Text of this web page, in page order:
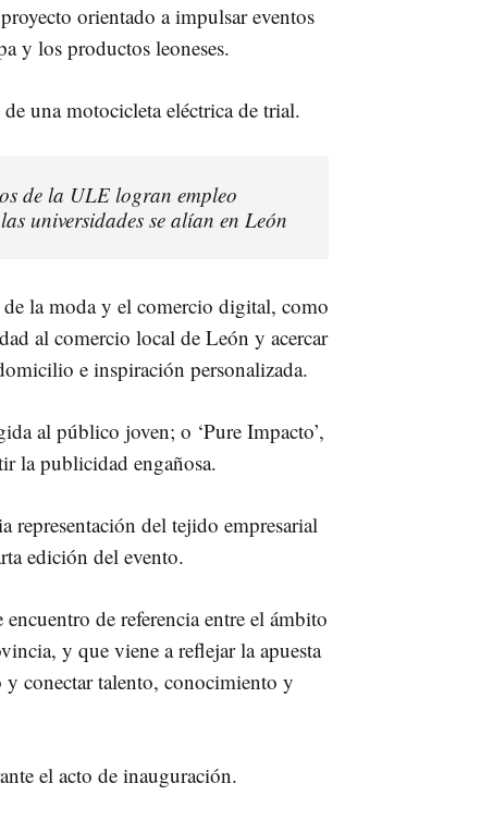
orientado a impulsar eventos
y los productos leoneses.
una motocicleta eléctrica de trial.
de la ULE logran empleo
universidades se alían en León
de la moda y el comercio digital, como
al comercio local de León y acercar
e inspiración personalizada.
al público joven; o ‘Pure Impacto’,
la publicidad engañosa.
representación del tejido empresarial
edición del evento.
de referencia entre el ámbito
y que viene a reflejar la apuesta
conectar talento, conocimiento y
el acto de inauguración.